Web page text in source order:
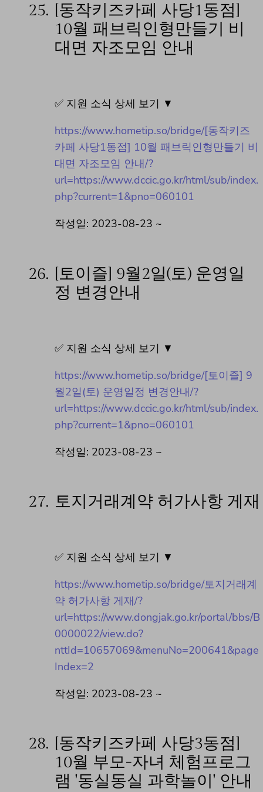
25.
[동작키즈카페 사당1동점]
10월 패브릭인형만들기 비
대면 자조모임 안내
✅ 지원 소식 상세 보기 ▼
https://www.hometip.so/bridge/[동작키즈
카페 사당1동점] 10월 패브릭인형만들기 비
대면 자조모임 안내/?
url=https://www.dccic.go.kr/html/sub/index.
php?current=1&pno=060101
작성일: 2023-08-23 ~
26. [토이즐] 9월2일(토) 운영일
정 변경안내
✅ 지원 소식 상세 보기 ▼
https://www.hometip.so/bridge/[토이즐] 9
월2일(토) 운영일정 변경안내/?
url=https://www.dccic.go.kr/html/sub/index.
php?current=1&pno=060101
작성일: 2023-08-23 ~
27. 토지거래계약 허가사항 게재
✅ 지원 소식 상세 보기 ▼
https://www.hometip.so/bridge/토지거래계
약 허가사항 게재/?
url=https://www.dongjak.go.kr/portal/bbs/B
0000022/view.do?
nttId=10657069&menuNo=200641&page
Index=2
작성일: 2023-08-23 ~
28.
[동작키즈카페 사당3동점]
10월 부모-자녀 체험프로그
램 '동실동실 과학놀이' 안내